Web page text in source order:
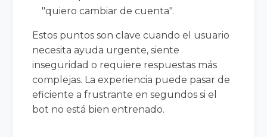
"quiero cambiar de cuenta".
Estos puntos son clave cuando el usuario
necesita ayuda urgente, siente
inseguridad o requiere respuestas más
complejas. La experiencia puede pasar de
eficiente a frustrante en segundos si el
bot no está bien entrenado.